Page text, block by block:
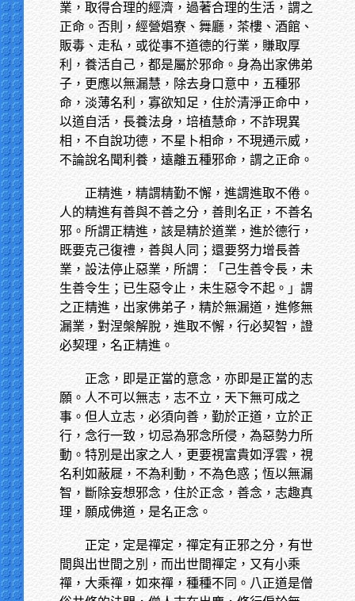
業，取得合理的經濟，過著合理的生活，謂之
正命。否則，經營娼寮、舞廳，茶樓、酒館、
販毒、走私，或從事不道德的行業，賺取厚
利，養活自己，都是屬於邪命。身為出家佛弟
子，更應以無漏慧，除去身口意中，五種邪
命，淡薄名利，寡欲知足，住於清淨正命中，
以道自活，長養法身，培植慧命，不詐現異
相，不自說功德，不星卜相命，不現通示威，
不論說名聞利養，遠離五種邪命，謂之正命。
正精進，精謂精勤不懈，進謂進取不倦。
人的精進有善與不善之分，善則名正，不善名
邪。所謂正精進，該是精於道業，進於德行，
既要克己復禮，善與人同；還要努力增長善
業，設法停止惡業，所謂：「己生善令長，未
生善令生；已生惡令止，未生惡令不起。」謂
之正精進，出家佛弟子，精於無漏道，進修無
漏業，對涅槃解脫，進取不懈，行必契智，證
必契理，名正精進。
正念，即是正當的意念，亦即是正當的志
願。人不可以無志，志不立，天下無可成之
事。但人立志，必須向善，勤於正道，立於正
行，念行一致，切忌為邪念所侵，為惡勢力所
動。特別是出家之人，更要視富貴如浮雲，視
名利如蔽屣，不為利動，不為色惑；恆以無漏
智，斷除妄想邪念，住於正念，善念，志趣真
理，願成佛道，是名正念。
正定，定是禪定，禪定有正邪之分，有世
間與出世間之別，而出世間禪定，又有小乘
禪，大乘禪，如來禪，種種不同。八正道是僧